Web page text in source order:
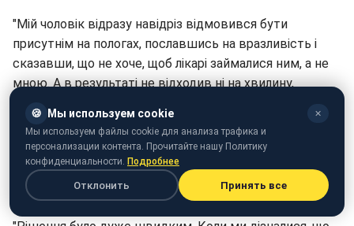
"Мій чоловік відразу навідріз відмовився бути
присутнім на пологах, пославшись на вразливість і
сказавши, що не хоче, щоб лікарі займалися ним, а не
мною. А в результаті не відходив ні на хвилину,
в трьох метрах. Але за стіною пологового залу", -
розповіла Олена.
Сина назвали Олексієм, і як стверджує Шоптенко,
чоловік запропонував їй на вибір всього два імені.
🍪 Мы используем cookie ✕
Мы используем файлы cookie для анализа трафика и
персонализации контента. Прочитайте нашу Политику
конфиденциальности. Подробнее
Отклонить Принять все